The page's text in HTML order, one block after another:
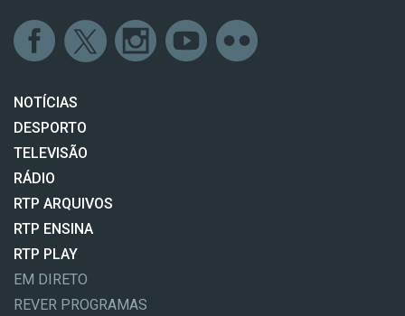
NOTÍCIAS
DESPORTO
TELEVISÃO
RÁDIO
RTP ARQUIVOS
RTP ENSINA
RTP PLAY
EM DIRETO
REVER PROGRAMAS